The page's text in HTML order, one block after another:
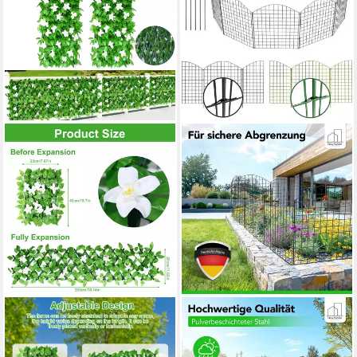
BLINGBIN
Gartenzaun Ausziehbare
Künstliche Blumenzaun, Max.
NEWHABITAT
Teichzaun Steckzaun Zaun
Gartenzaun Hundezaun